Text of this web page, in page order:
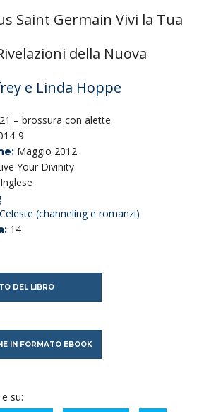
è:
€15.50.
Saint Germain Vivi la Tua
della Nuova
e Linda Hoppe
– brossura con alette
9
Maggio 2012
Your Divinity
Inglese
(channeling e romanzi)
14
DEL LIBRO
IN FORMATO EBOOK
su: